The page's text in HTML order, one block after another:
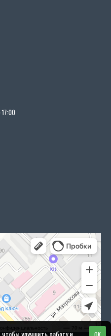
улучшить работу и